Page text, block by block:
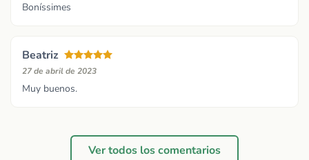
Boníssimes
Beatriz
27 de abril de 2023
Muy buenos.
Ver todos los comentarios